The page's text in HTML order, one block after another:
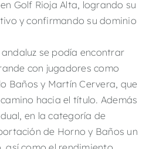
Golf Rioja Alta, logrando su
y confirmando su dominio
se podía encontrar
con jugadores como
Baños y Martín Cervera, que
hacia el título. Además
en la categoría de
de Horno y Baños un